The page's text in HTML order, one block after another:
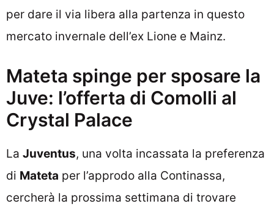
per dare il via libera alla partenza in questo
mercato invernale dell’ex Lione e Mainz.
Mateta spinge per sposare la
Juve: l’offerta di Comolli al
Crystal Palace
La Juventus, una volta incassata la preferenza
di Mateta per l’approdo alla Continassa,
cercherà la prossima settimana di trovare